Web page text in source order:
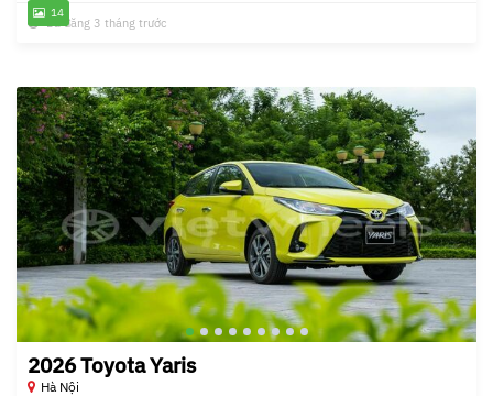
14
Đã đăng 3 tháng trước
2026 Toyota Yaris
Hà Nội